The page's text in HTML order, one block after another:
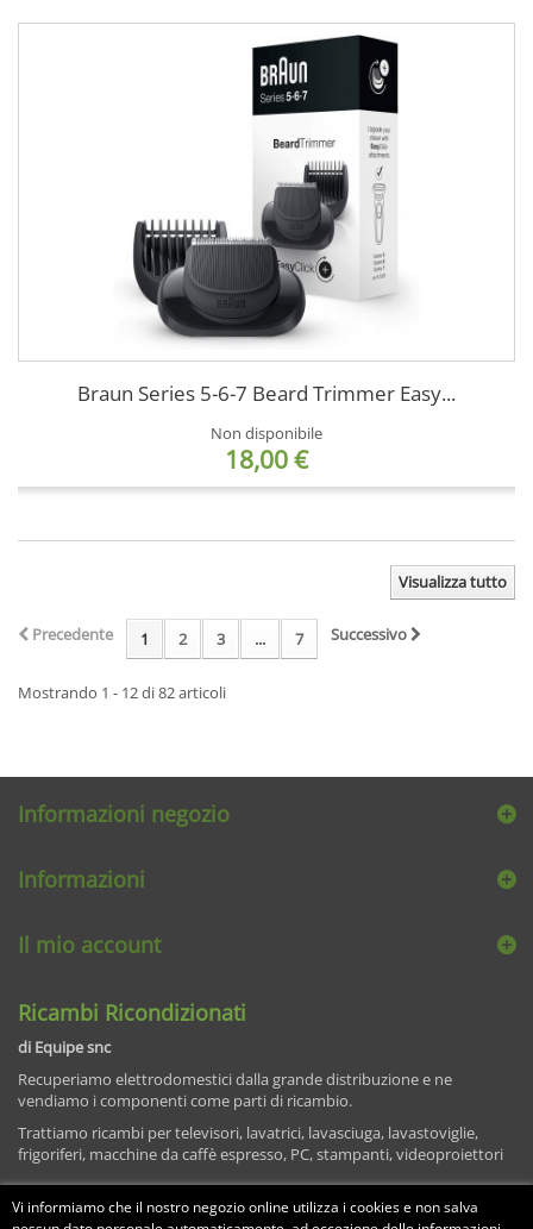
Braun Series 5-6-7 Beard Trimmer Easy...
Non disponibile
18,00 €
Visualizza tutto
Precedente 1 2 3 ... 7 Successivo
Mostrando 1 - 12 di 82 articoli
Informazioni negozio
Informazioni
Il mio account
Ricambi Ricondizionati
di Equipe snc
Recuperiamo elettrodomestici dalla grande distribuzione e ne
vendiamo i componenti come parti di ricambio.
Trattiamo ricambi per televisori, lavatrici, lavasciuga, lavastoviglie,
frigoriferi, macchine da caffè espresso, PC, stampanti, videoproiettori
Vi informiamo che il nostro negozio online utilizza i cookies e non salva